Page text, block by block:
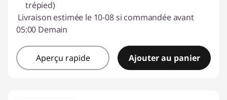
trépied)
Livraison estimée le 10-08 si commandée avant
05:00 Demain
Aperçu rapide Ajouter au panier